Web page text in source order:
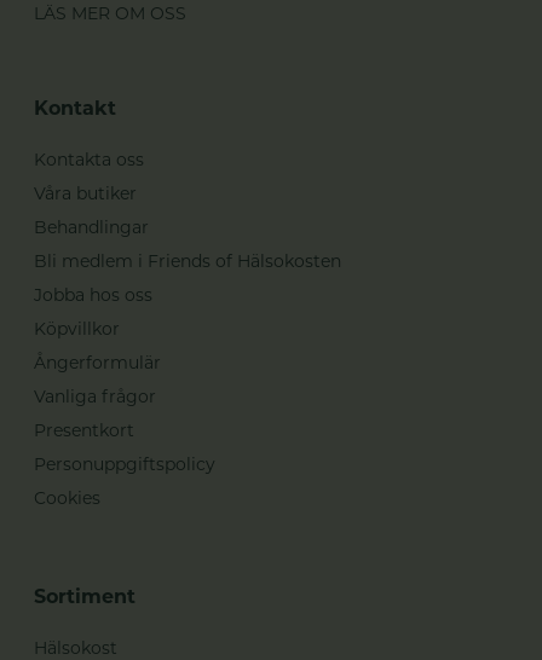
LÄS MER OM OSS
Kontakt
Kontakta oss
Våra butiker
Behandlingar
Bli medlem i Friends of Hälsokosten
Jobba hos oss
Köpvillkor
Ångerformulär
Vanliga frågor
Presentkort
Personuppgiftspolicy
Cookies
Sortiment
Hälsokost